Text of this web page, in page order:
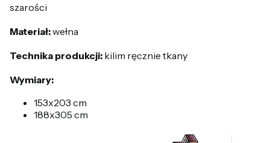
szarości
Materiał:wełna
Technika produkcji: kilim ręcznie tkany
Wymiary:
153x203 cm
188x305 cm